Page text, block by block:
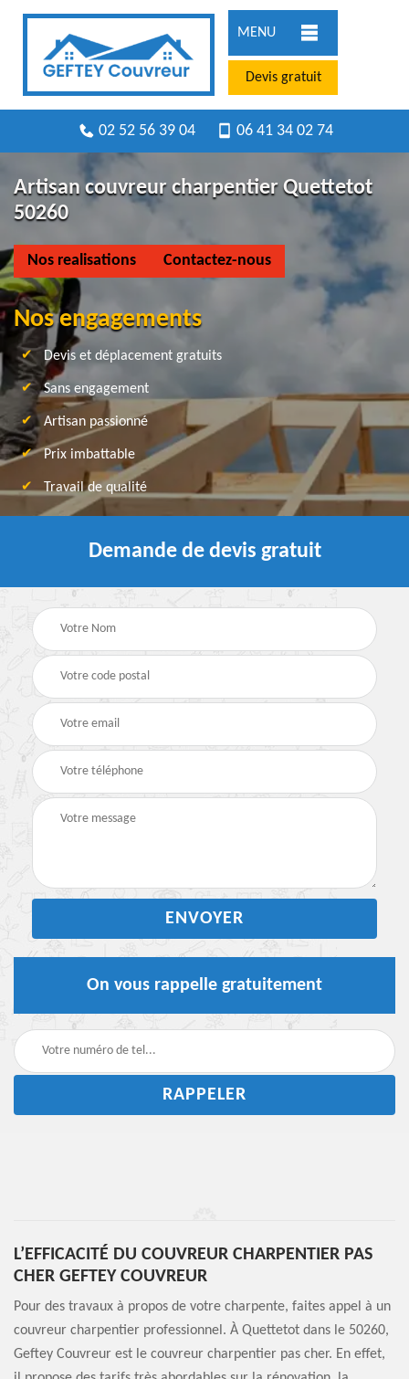
MENU
Devis gratuit
02 52 56 39 04 06 41 34 02 74
Artisan couvreur charpentier Quettetot
50260
Nos realisations Contactez-nous
Nos engagements
Devis et déplacement gratuits
Sans engagement
Artisan passionné
Prix imbattable
Travail de qualité
Demande de devis gratuit
On vous rappelle gratuitement
L’EFFICACITÉ DU COUVREUR CHARPENTIER PAS
CHER GEFTEY COUVREUR
Pour des travaux à propos de votre charpente, faites appel à un
couvreur charpentier professionnel. À Quettetot dans le 50260,
Geftey Couvreur est le couvreur charpentier pas cher. En effet,